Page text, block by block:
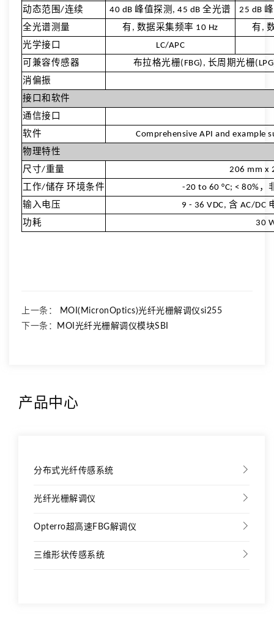
动态范围/连续 40 dB 峰值探测, 45 dB 全光谱
25 dB
全光谱测量
有, 数据采集频率 10 Hz
有,
光学接口
LC/APC
可兼容传感器
布拉格光栅(FBG), 长周期光栅
消偏振
接口和软件
通信接口
软件
Comprehensive API and example
物理特性
尺寸/重量
206 mm x
工作/储存 环境条件
-20 to 60 °C; < 80%
输入电压
9 - 36 VDC, 含 AC/DC
功耗
30
上一条：
MOI(MicronOptics)光纤光栅解调仪si255
下一条：
MOI光纤光栅解调仪模块SBI
产品中心
分布式光纤传感系统
光纤光栅解调仪
Opterro超高速FBG解调仪
三维形状传感系统